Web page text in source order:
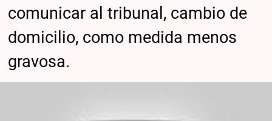
comunicar al tribunal, cambio de
domicilio, como medida menos
gravosa.